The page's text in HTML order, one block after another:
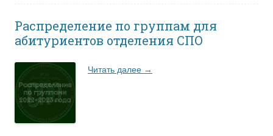
Распределение по группам для
абитуриентов отделения СПО
Читать далее →